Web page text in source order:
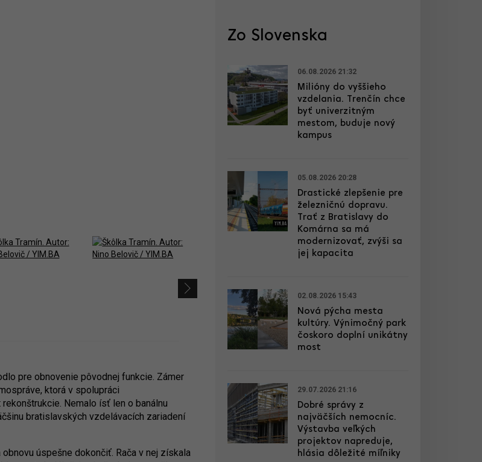
pre obnovenie pôvodnej funkcie. Zámer
ktorá v spolupráci
Nemalo ísť len o banálnu
bratislavských vzdelávacích zariadení
úspešne dokončiť. Rača v nej získala
Zo Slovenska
06.08.2026 21:32
Milióny do vyššieho
vzdelania. Trenčín chce
byť univerzitným
mestom, buduje nový
kampus
05.08.2026 20:28
Drastické zlepšenie pre
železničnú dopravu.
Trať z Bratislavy do
Komárna sa má
modernizovať, zvýši sa
jej kapacita
02.08.2026 15:43
Nová pýcha mesta
kultúry. Výnimočný park
čoskoro doplní unikátny
most
29.07.2026 21:16
Dobré správy z
najväčších nemocníc.
Výstavba veľkých
projektov napreduje,
hlásia dôležité míľniky